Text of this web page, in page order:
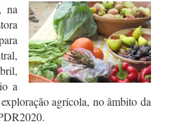
na
a
agrícola, no âmbito da